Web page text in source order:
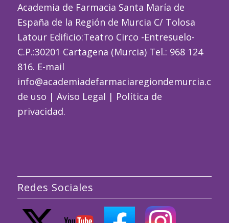
Academia de Farmacia Santa María de
España de la Región de Murcia C/ Tolosa
Latour Edificio:Teatro Circo -Entresuelo-
C.P.:30201 Cartagena (Murcia) Tel.: 968 124
816. E-mail
de uso | Aviso Legal | Política de
privacidad.
Redes Sociales